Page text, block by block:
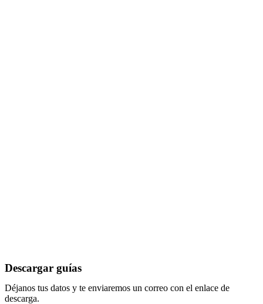
Descargar guías
Déjanos tus datos y te enviaremos un correo con el enlace de
descarga.